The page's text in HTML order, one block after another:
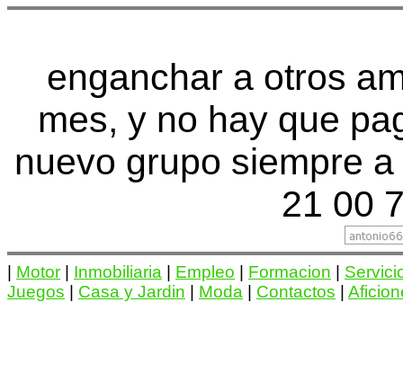
enganchar a otros
mes, y no hay que
nuevo grupo siempre
21 00
Motor Inmobiliaria Empleo Formacion
Juegos
Casa y Jardin Moda Contactos